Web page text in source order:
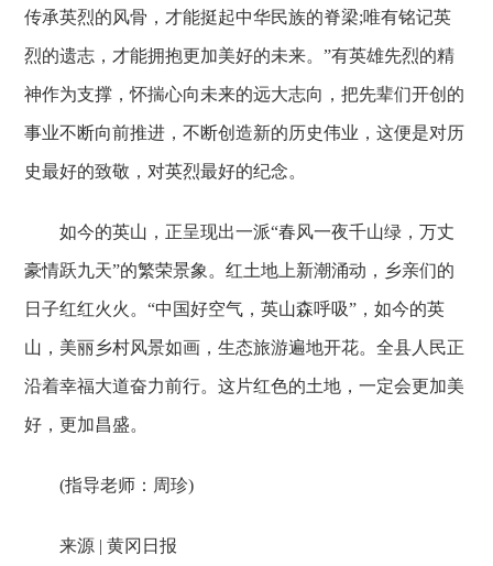
传承英烈的风骨，才能挺起中华民族的脊梁;唯有铭记英
烈的遗志，才能拥抱更加美好的未来。”有英雄先烈的精
神作为支撑，怀揣心向未来的远大志向，把先辈们开创的
事业不断向前推进，不断创造新的历史伟业，这便是对历
史最好的致敬，对英烈最好的纪念。
如今的英山，正呈现出一派“春风一夜千山绿，万丈
豪情跃九天”的繁荣景象。红土地上新潮涌动，乡亲们的
日子红红火火。“中国好空气，英山森呼吸”，如今的英
山，美丽乡村风景如画，生态旅游遍地开花。全县人民正
沿着幸福大道奋力前行。这片红色的土地，一定会更加美
好，更加昌盛。
(指导老师：周珍)
来源 | 黄冈日报